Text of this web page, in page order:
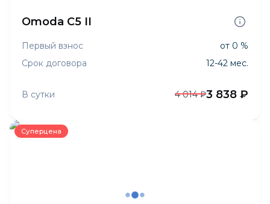
Omoda C5 II
Первый взнос
от 0 %
Срок договора
12-42 мес.
В сутки 4 014 ₽3 838 ₽
Суперцена